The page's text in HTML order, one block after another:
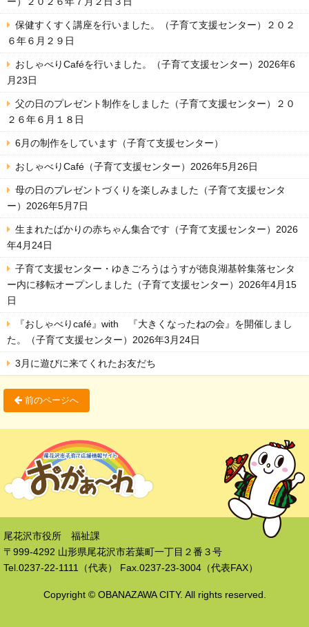
保健すくすく講座を行いました。（子育て支援センター）２０２
６年６月２９日
おしゃべりCaféを行いました。（子育て支援センター）2026年6
月23日
父の日のプレゼント制作をしました（子育て支援センター）２０
２６年６月１８日
6月の制作をしています（子育て支援センター）
おしゃべりCafé（子育て支援センター）2026年5月26日
母の日のプレゼントづくりを楽しみました（子育て支援センタ
ー）2026年5月7日
生まれたばかりの赤ちゃん集合です（子育て支援センター）2026
年4月24日
子育て支援センター・ゆきごろうはうすが徳良湖基幹集落センタ
ー内に移転オープンしました（子育て支援センター）2026年4月15
日
『おしゃべりcafé』with 『大きくなったねの会』を開催しまし
た。（子育て支援センター）2026年3月24日
3月に遊びに来てくれたお友だち
前のページへ
尾花沢市役所 福祉課
〒999-4292 山形県尾花沢市若葉町一丁目２番３号
Tel.0237-22-1111（代表） Fax.0237-23-3004（代表FAX）
Copyright © OBANAZAWA CITY. All rights reserved.